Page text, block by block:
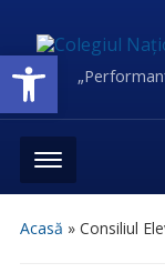
Deschide bara de unelte
Acasă » Consiliul